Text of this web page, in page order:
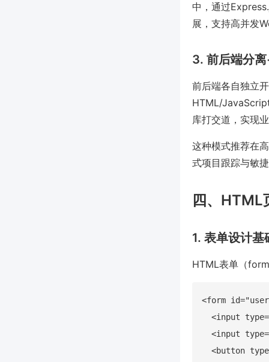
中，通过
展，支持高并发
3. 前后端分
前后端各自独立
HTML/
库打交道，实现
这种模式推荐在
式项目跟踪与敏
四、HTML
1. 表单设计基
HTML表单（
<form
<input
<input
<button